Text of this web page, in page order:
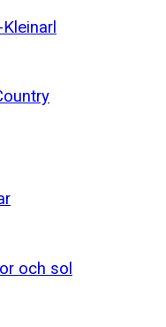
och sol